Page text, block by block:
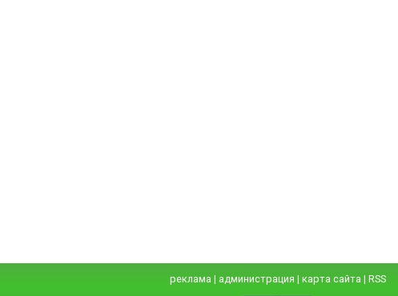
реклама | администрация | карта сайта | RSS